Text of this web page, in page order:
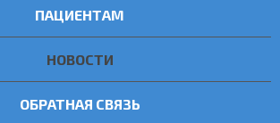
ПАЦИЕНТАМ
НОВОСТИ
ОБРАТНАЯ СВЯЗЬ